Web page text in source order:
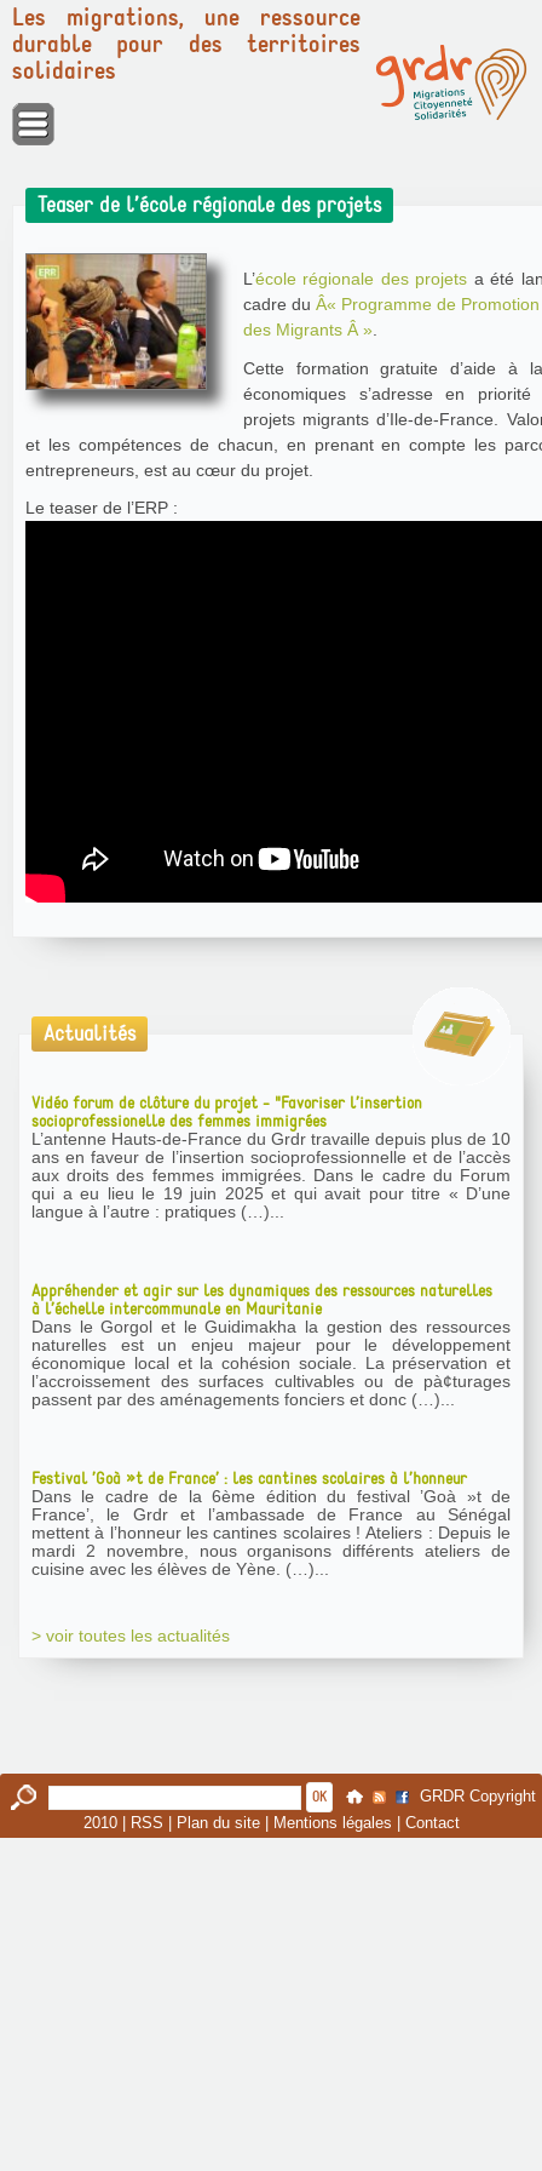
Panneau de gestion des cookies
Les migrations, une ressource
durable pour des territoires
solidaires
Teaser de l’école régionale des projets
L’école régionale des projets a été
cadre du Â« Programme de
des Migrants Â »
Cette formation gratuite d’aide à
économiques s’adresse en
projets migrants d’Ile-de-France.
et les compétences de chacun, en prenant en compte les
entrepreneurs, est au cœur du projet.
Le teaser de l’ERP :
Actualités
Vidéo forum de clôture du projet - "Favoriser l’insertion
socioprofessionelle des femmes immigrées
L’antenne Hauts-de-France du Grdr travaille depuis plus de 10
ans en faveur de l’insertion socioprofessionnelle et de l’accès
aux droits des femmes immigrées. Dans le cadre du Forum
qui a eu lieu le 19 juin 2025 et qui avait pour titre « D’une
langue à l’autre : pratiques (…)...
Appréhender et agir sur les dynamiques des ressources naturelles
à l’échelle intercommunale en Mauritanie
Dans le Gorgol et le Guidimakha la gestion des ressources
naturelles est un enjeu majeur pour le développement
économique local et la cohésion sociale. La préservation et
l’accroissement des surfaces cultivables ou de pà¢turages
passent par des aménagements fonciers et donc (…)...
Festival ’Goà »t de France’ : les cantines scolaires à l’honneur
Dans le cadre de la 6ème édition du festival ’Goà »t de
France’, le Grdr et l’ambassade de France au Sénégal
mettent à l’honneur les cantines scolaires ! Ateliers : Depuis le
mardi 2 novembre, nous organisons différents ateliers de
cuisine avec les élèves de Yène. (…)...
> voir toutes les actualités
GRDR Copyright
2010 |
RSS Plan du site| Mentions légales Contact